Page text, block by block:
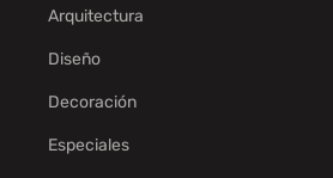
Arquitectura
Diseño
Decoración
Especiales